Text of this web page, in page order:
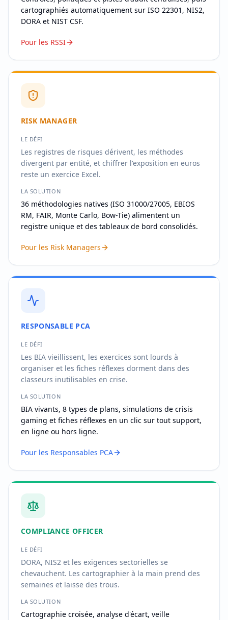
cartographiés automatiquement sur ISO 22301, NIS2,
DORA et NIST CSF.
Pour les RSSI
RISK MANAGER
LE DÉFI
Les registres de risques dérivent, les méthodes
divergent par entité, et chiffrer l'exposition en euros
reste un exercice Excel.
LA SOLUTION
36 méthodologies natives (ISO 31000/27005, EBIOS
RM, FAIR, Monte Carlo, Bow-Tie) alimentent un
registre unique et des tableaux de bord consolidés.
Pour les Risk Managers
RESPONSABLE PCA
LE DÉFI
Les BIA vieillissent, les exercices sont lourds à
organiser et les fiches réflexes dorment dans des
classeurs inutilisables en crise.
LA SOLUTION
BIA vivants, 8 types de plans, simulations de crisis
gaming et fiches réflexes en un clic sur tout support,
en ligne ou hors ligne.
Pour les Responsables PCA
COMPLIANCE OFFICER
LE DÉFI
DORA, NIS2 et les exigences sectorielles se
chevauchent. Les cartographier à la main prend des
semaines et laisse des trous.
LA SOLUTION
Cartographie croisée, analyse d'écart, veille